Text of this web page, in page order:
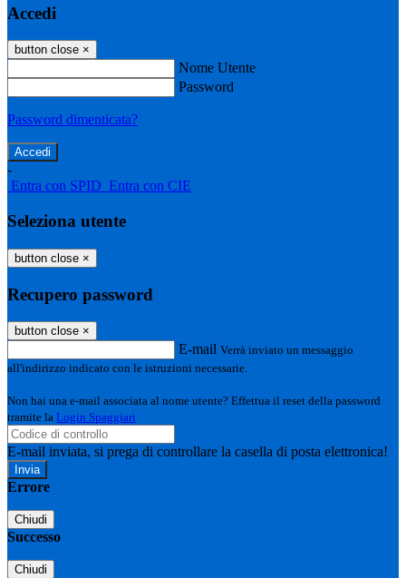
Accedi
button close ×
Nome Utente
Password
Password dimenticata?
-
Entra con SPID Entra con CIE
Seleziona utente
button close ×
Recupero password
button close ×
E-mail Verrà inviato un messaggio
all'indirizzo indicato con le istruzioni necessarie.
Non hai una e-mail associata al nome utente? Effettua il reset della password
tramite la Login Spaggiari
E-mail inviata, si prega di controllare la casella di posta elettronica!
Errore
Chiudi
Successo
Chiudi